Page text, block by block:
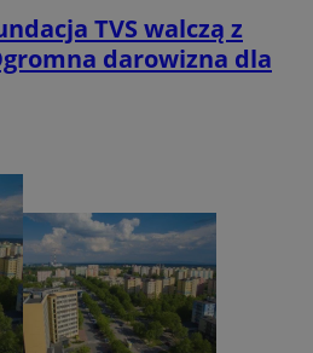
TVS walczą z
darowizna dla